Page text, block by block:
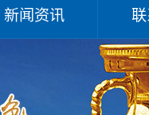
新闻资讯